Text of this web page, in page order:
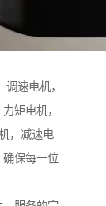
速电机，
矩电机，
，减速电
保每一位